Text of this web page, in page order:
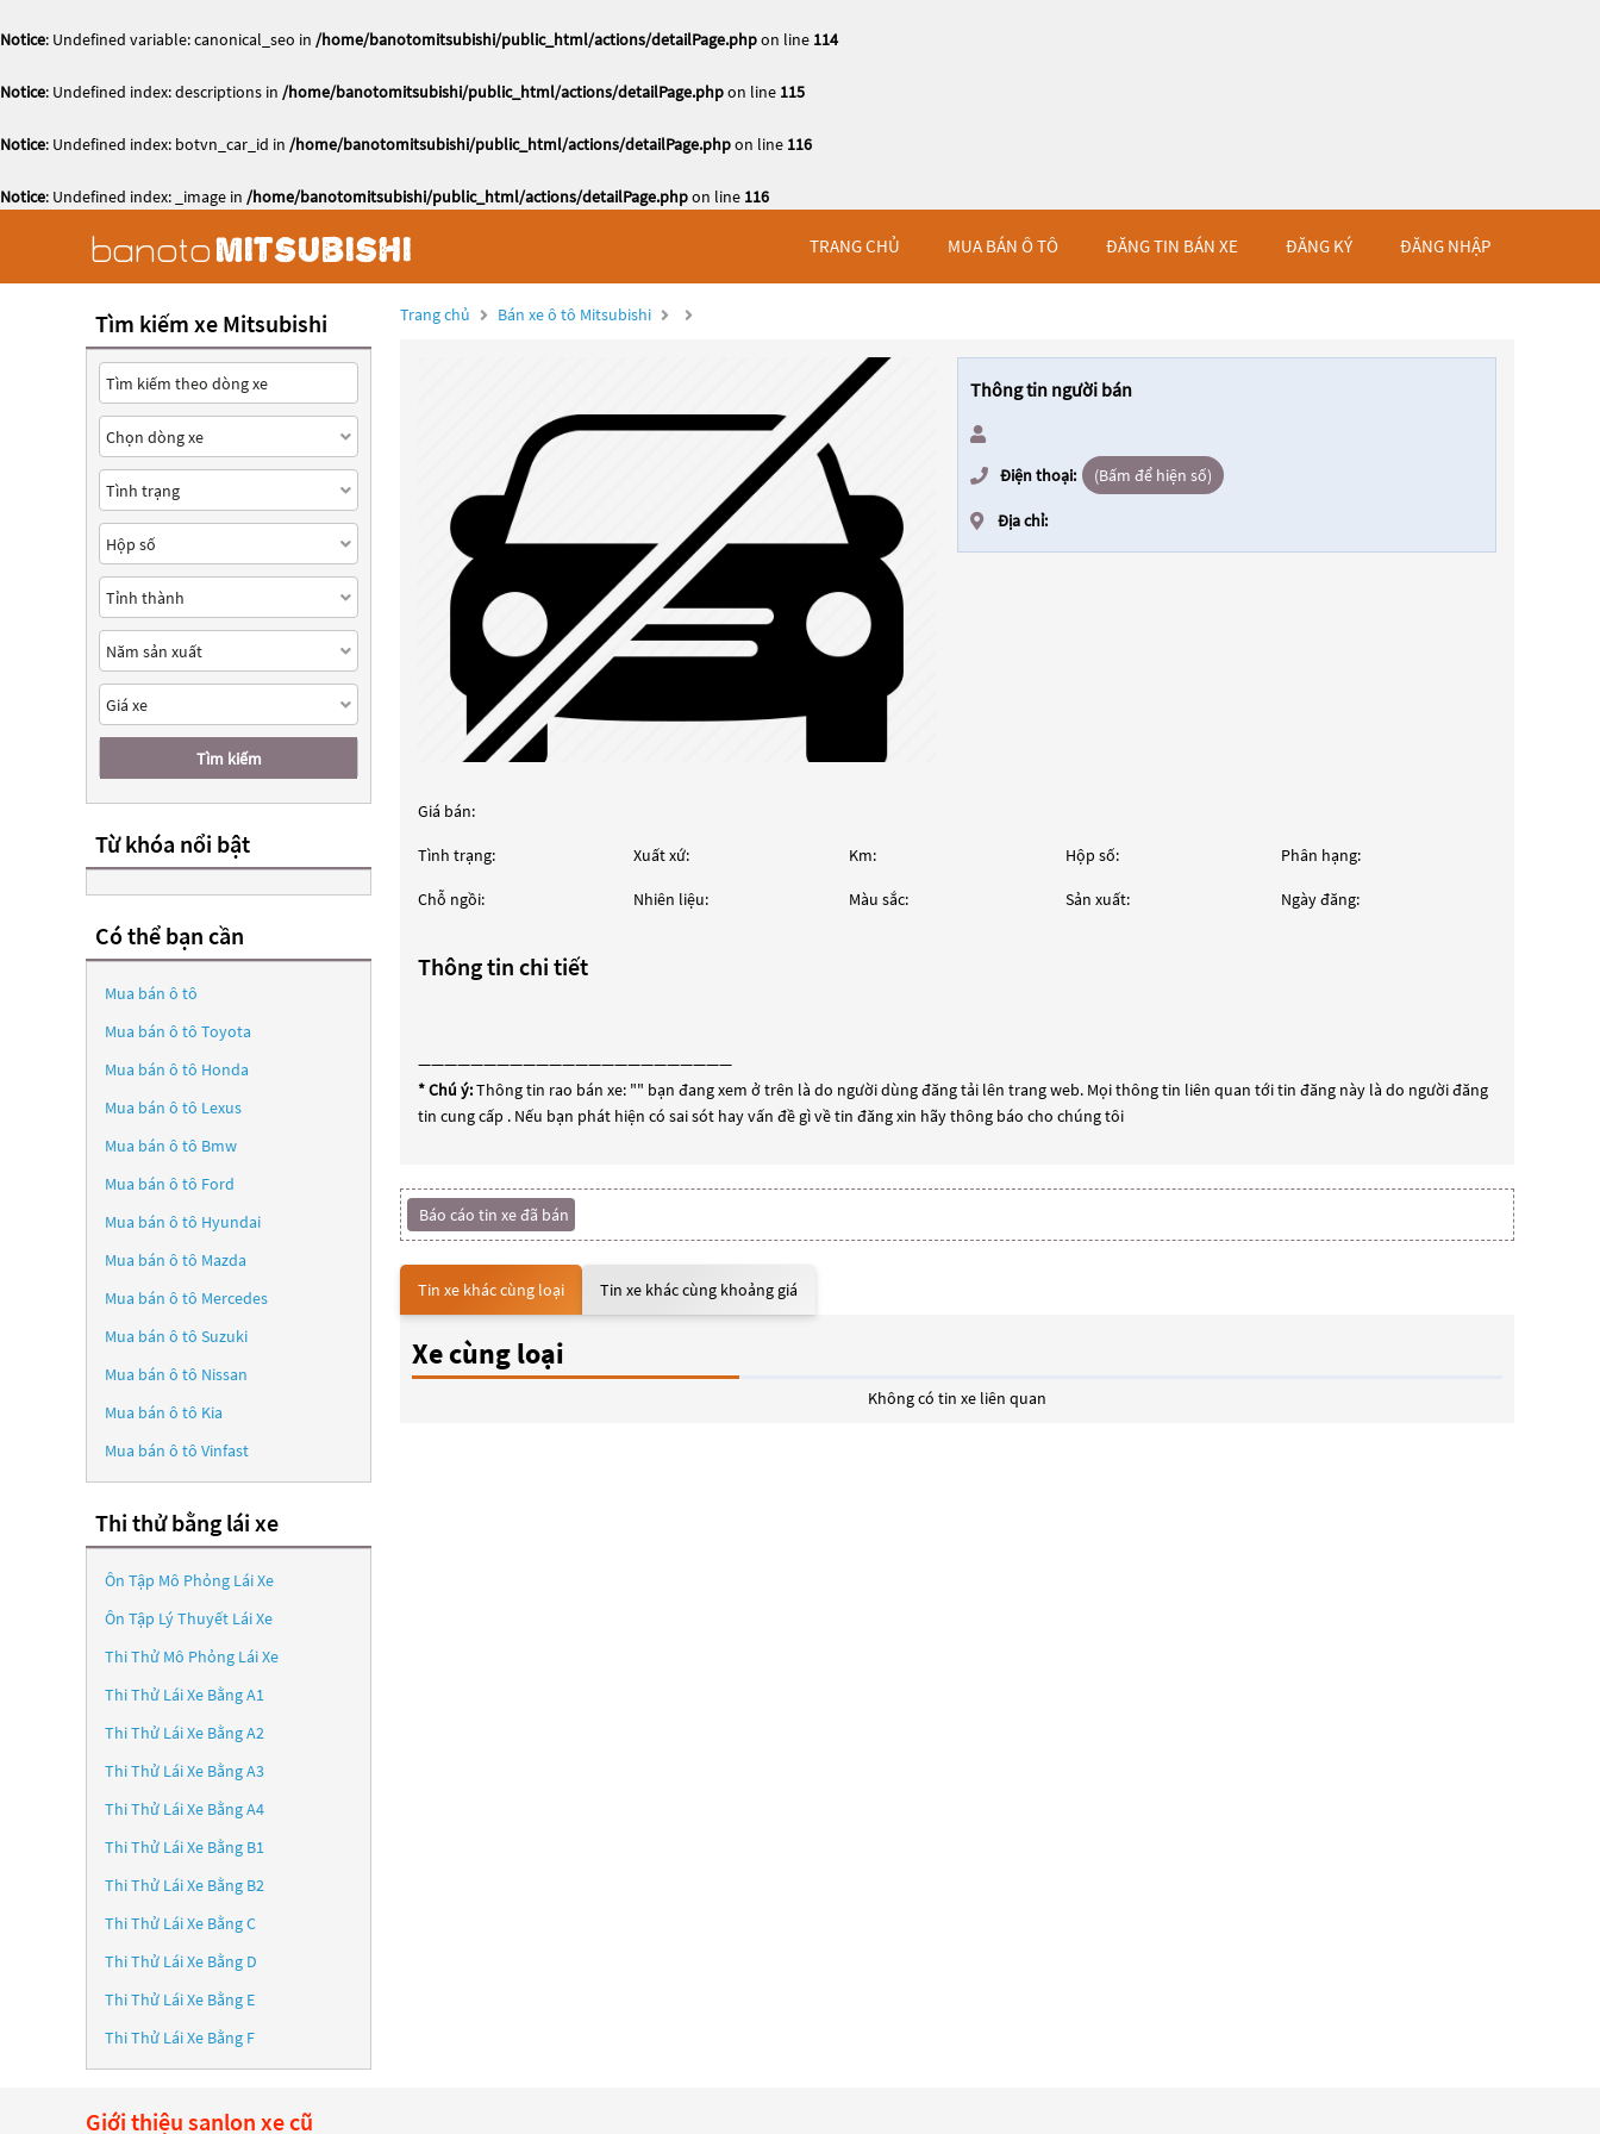
Notice: Undefined variable: canonical_seo in /home/banotomitsubishi/public_html/actions/detailPage.phpon line 114
Notice: Undefined index: descriptions in /home/banotomitsubishi/public_html/actions/detailPage.phpon line 115
Notice: Undefined index: botvn_car_id in /home/banotomitsubishi/public_html/actions/detailPage.phpon line 116
Notice: Undefined index: _image in /home/banotomitsubishi/public_html/actions/detailPage.phpon line 116
TRANG CHỦ MUA BÁN Ô TÔ ĐĂNG TIN BÁN XE ĐĂNG KÝ ĐĂNG NHẬP
Trang chủ Bán xe ô tô Mitsubishi
Thông tin người bán
Điện thoại: (Bấm để hiện số)
Địa chỉ:
Giá bán:
Tình trạng: Xuất xứ: Km: Hộp số: Phân hạng:
Chỗ ngồi: Nhiên liệu: Màu sắc: Sản xuất: Ngày đăng:
Thông tin chi tiết
————————————————————————
* Chú ý:Thông tin rao bán xe: "" bạn đang xem ở trên là do người dùng đăng tải lên trang web. Mọi thông tin liên quan tới tin đăng này là do người đăng
tin cung cấp . Nếu bạn phát hiện có sai sót hay vấn đề gì về tin đăng xin hãy thông báo cho chúng tôi
Báo cáo tin xe đã bán
Tin xe khác cùng loại Tin xe khác cùng khoảng giá
Xe cùng loại
Không có tin xe liên quan
Tìm kiếm xe Mitsubishi
Tìm kiếm
Từ khóa nổi bật
Có thể bạn cần
Mua bán ô tô
Mua bán ô tô Toyota
Mua bán ô tô Honda
Mua bán ô tô Lexus
Mua bán ô tô Bmw
Mua bán ô tô Ford
Mua bán ô tô Hyundai
Mua bán ô tô Mazda
Mua bán ô tô Mercedes
Mua bán ô tô Suzuki
Mua bán ô tô Nissan
Mua bán ô tô Kia
Mua bán ô tô Vinfast
Thi thử bằng lái xe
Ôn Tập Mô Phỏng Lái Xe
Ôn Tập Lý Thuyết Lái Xe
Thi Thử Mô Phỏng Lái Xe
Thi Thử Lái Xe Bằng A1
Thi Thử Lái Xe Bằng A2
Thi Thử Lái Xe Bằng A3
Thi Thử Lái Xe Bằng A4
Thi Thử Lái Xe Bằng B1
Thi Thử Lái Xe Bằng B2
Thi Thử Lái Xe Bằng C
Thi Thử Lái Xe Bằng D
Thi Thử Lái Xe Bằng E
Thi Thử Lái Xe Bằng F
Giới thiệu sanlon xe cũ